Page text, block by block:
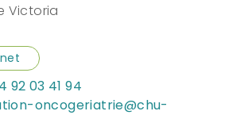
Victoria
92 03 41 94
oncogeriatrie@chu-